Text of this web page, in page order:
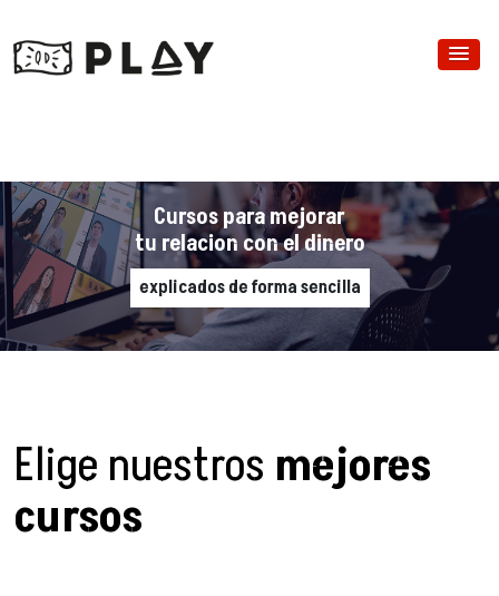
Cursos para mejorar
tu relacion con el dinero
explicados de forma sencilla
Elige nuestros mejores
cursos